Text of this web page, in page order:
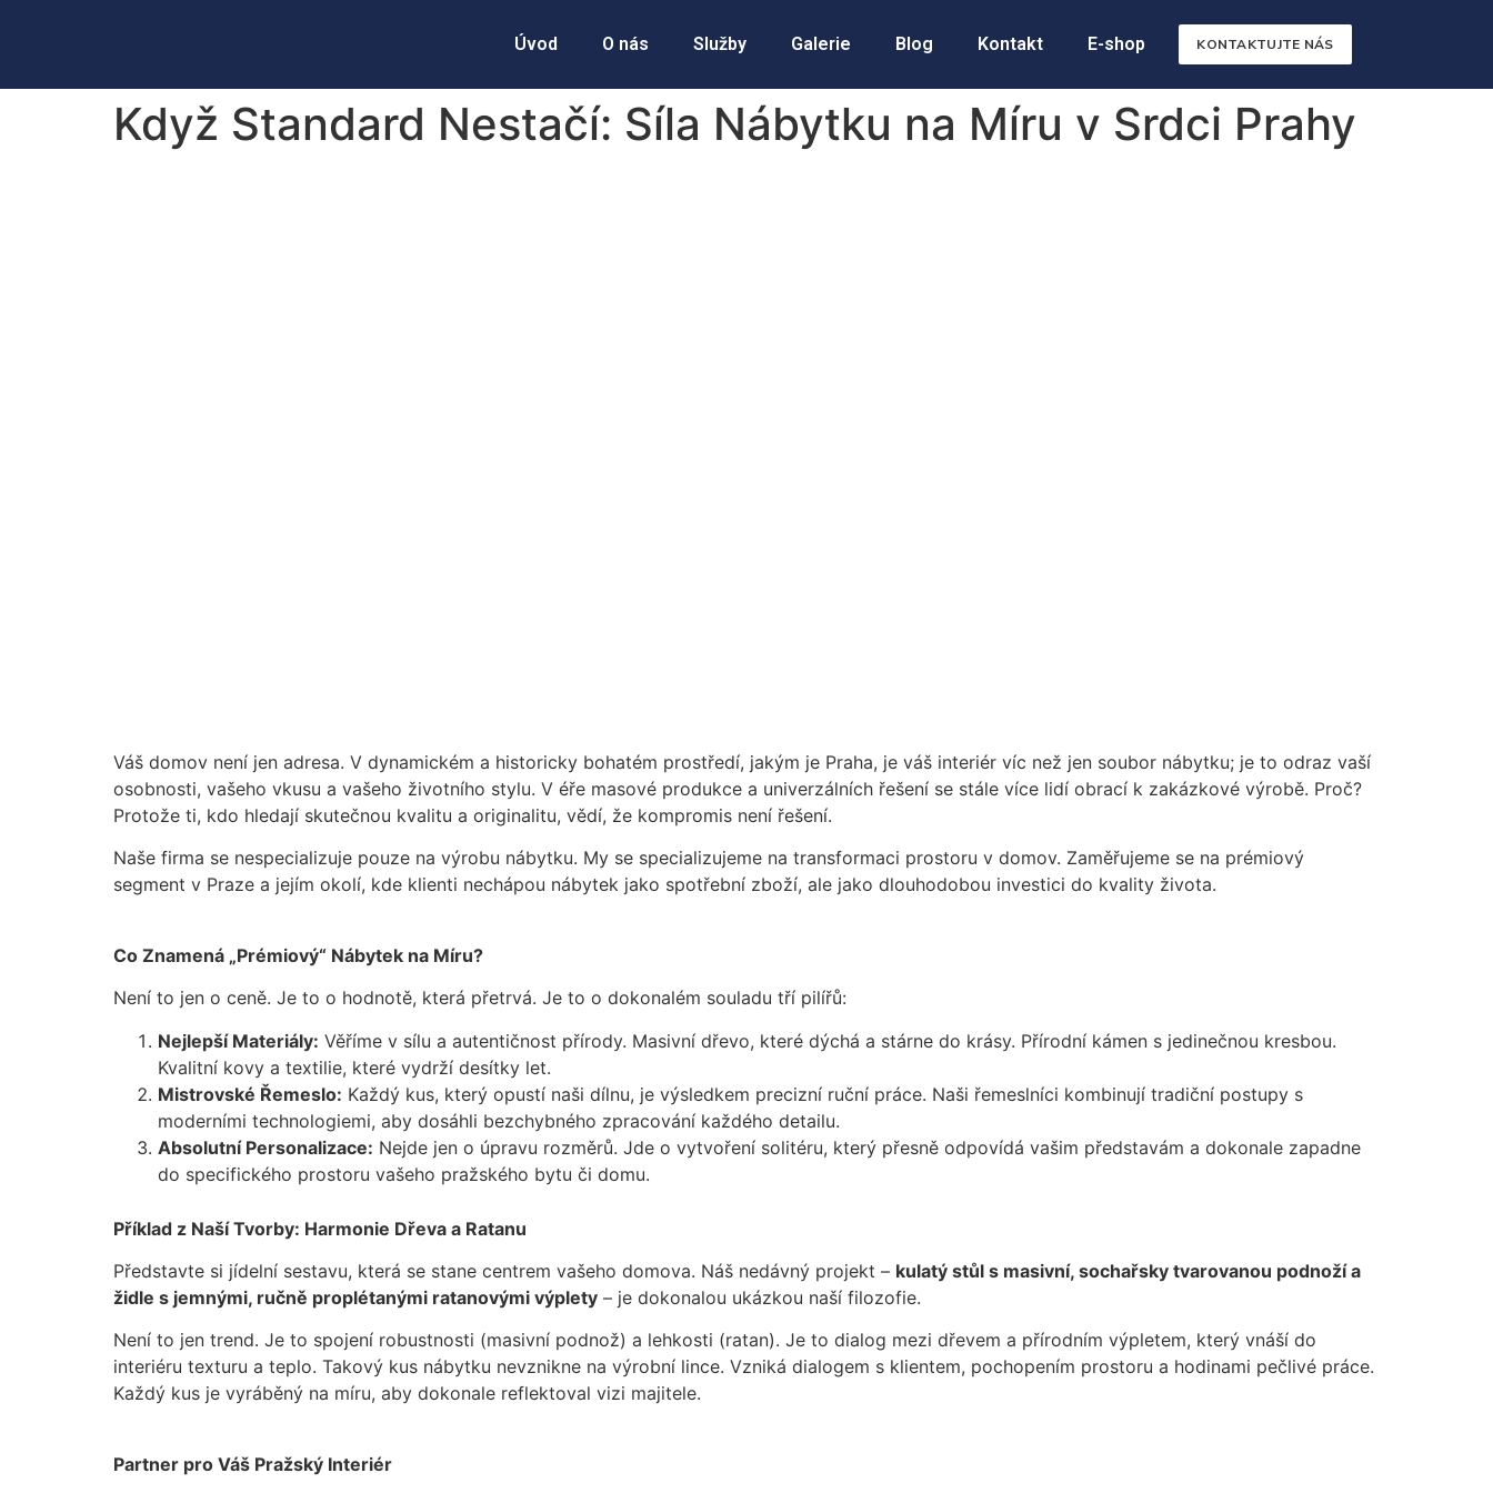
Úvod O nás Služby Galerie Blog Kontakt E-shop KONTAKTUJTE NÁS
Když Standard Nestačí: Síla Nábytku na Míru v Srdci Prahy
Váš domov není jen adresa. V dynamickém a historicky bohatém prostředí, jakým je Praha, je váš interiér víc než jen soubor nábytku; je to odraz vaší
osobnosti, vašeho vkusu a vašeho životního stylu. V éře masové produkce a univerzálních řešení se stále více lidí obrací k zakázkové výrobě. Proč?
Protože ti, kdo hledají skutečnou kvalitu a originalitu, vědí, že kompromis není řešení.
Naše firma se nespecializuje pouze na výrobu nábytku. My se specializujeme na transformaci prostoru v domov. Zaměřujeme se na prémiový
segment v Praze a jejím okolí, kde klienti nechápou nábytek jako spotřební zboží, ale jako dlouhodobou investici do kvality života.
Co Znamená „Prémiový“ Nábytek na Míru?
Není to jen o ceně. Je to o hodnotě, která přetrvá. Je to o dokonalém souladu tří pilířů:
Nejlepší Materiály: Věříme v sílu a autentičnost přírody. Masivní dřevo, které dýchá a stárne do krásy. Přírodní kámen s jedinečnou kresbou.
Kvalitní kovy a textilie, které vydrží desítky let.
Mistrovské Řemeslo: Každý kus, který opustí naši dílnu, je výsledkem precizní ruční práce. Naši řemeslníci kombinují tradiční postupy s
moderními technologiemi, aby dosáhli bezchybného zpracování každého detailu.
Absolutní Personalizace: Nejde jen o úpravu rozměrů. Jde o vytvoření solitéru, který přesně odpovídá vašim představám a dokonale zapadne
do specifického prostoru vašeho pražského bytu či domu.
Příklad z Naší Tvorby: Harmonie Dřeva a Ratanu
Představte si jídelní sestavu, která se stane centrem vašeho domova. Náš nedávný projekt – kulatý stůl s masivní, sochařsky tvarovanou podnoží a
židle s jemnými, ručně proplétanými ratanovými výplety – je dokonalou ukázkou naší filozofie.
Není to jen trend. Je to spojení robustnosti (masivní podnož) a lehkosti (ratan). Je to dialog mezi dřevem a přírodním výpletem, který vnáší do
interiéru texturu a teplo. Takový kus nábytku nevznikne na výrobní lince. Vzniká dialogem s klientem, pochopením prostoru a hodinami pečlivé práce.
Každý kus je vyráběný na míru, aby dokonale reflektoval vizi majitele.
Partner pro Váš Pražský Interiér